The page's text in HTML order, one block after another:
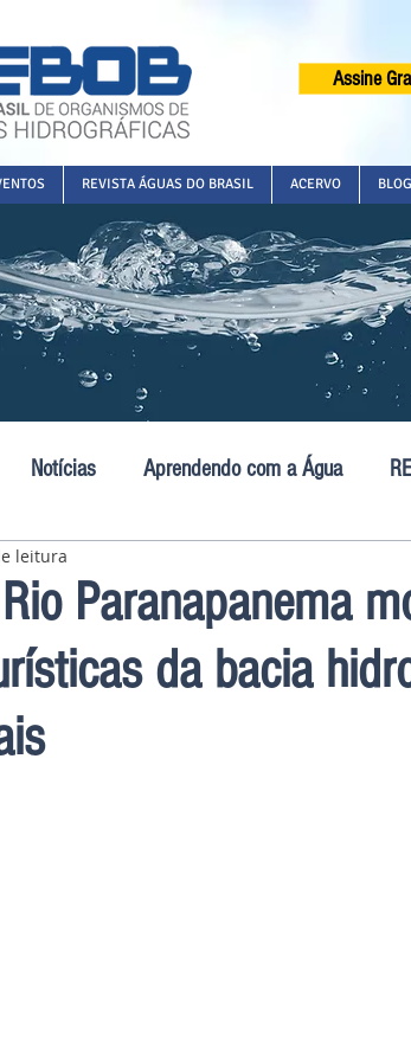
Assine
REVISTA ÁGUAS DO BRASIL ACERVO BLOG
Notícias Aprendendo com a Água
Paranapanema
da bacia
leitura